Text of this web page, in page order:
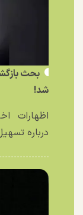
بحث
شد!
اظهارات
درباره